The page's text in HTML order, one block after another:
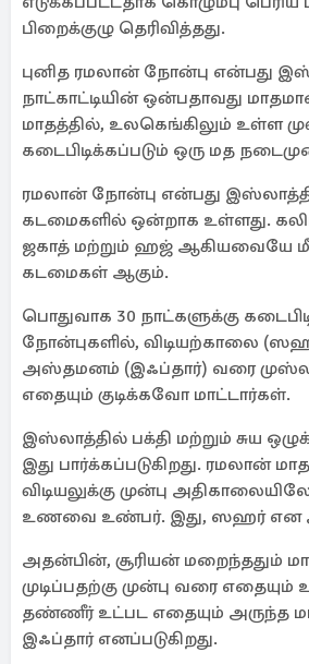
பிறைக்குழு தெரிவித்தது.
புனித ரமலான் நோன்பு என்பது
நாட்காட்டியின் ஒன்பதாவது
மாதத்தில், உலகெங்கிலும் உள்ள
கடைபிடிக்கப்படும் ஒரு மத
ரமலான் நோன்பு என்பது
கடமைகளில் ஒன்றாக உள்ளது.
ஜகாத் மற்றும் ஹஜ் ஆகியவையே
கடமைகள் ஆகும்.
பொதுவாக 30 நாட்களுக்கு
நோன்புகளில், விடியற்காலை
அஸ்தமனம் (இஃப்தார்) வரை
எதையும் குடிக்கவோ மாட்டார்கள்.
இஸ்லாத்தில் பக்தி மற்றும் சுய
இது பார்க்கப்படுகிறது. ரமலான்
விடியலுக்கு முன்பு
உணவை உண்பர். இது, ஸஹர் என
அதன்பின், சூரியன் மறைந்ததும்
முடிப்பதற்கு முன்பு வரை
தண்ணீர் உட்பட எதையும் அருந்த
இஃப்தார் எனப்படுகிறது.